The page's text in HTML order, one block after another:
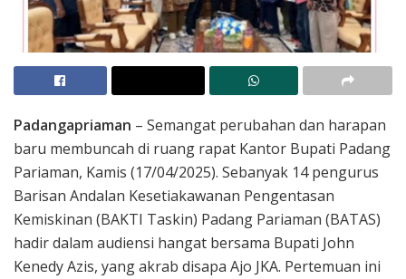
Padangapriaman – Semangat perubahan dan harapan
baru membuncah di ruang rapat Kantor Bupati Padang
Pariaman, Kamis (17/04/2025). Sebanyak 14 pengurus
Barisan Andalan Kesetiakawanan Pengentasan
Kemiskinan (BAKTI Taskin) Padang Pariaman (BATAS)
hadir dalam audiensi hangat bersama Bupati John
Kenedy Azis, yang akrab disapa Ajo JKA. Pertemuan ini